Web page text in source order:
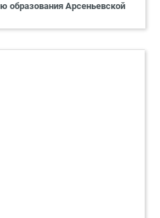
образования Арсеньевской